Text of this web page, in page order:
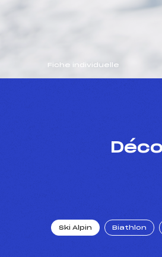
Fiche individuelle
Ski Alpin Biathlon